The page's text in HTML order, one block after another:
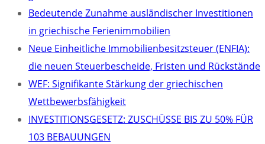
Bedeutende Zunahme ausländischer Investitionen
in griechische Ferienimmobilien
Neue Einheitliche Immobilienbesitzsteuer (ENFIA):
die neuen Steuerbescheide, Fristen und Rückstände
WEF: Signifikante Stärkung der griechischen
Wettbewerbsfähigkeit
INVESTITIONSGESETZ: ZUSCHÜSSE BIS ZU 50% FÜR
103 BEBAUUNGEN